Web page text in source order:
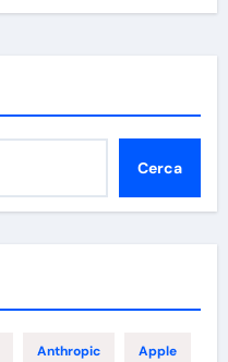
Cerca
Anthropic Apple